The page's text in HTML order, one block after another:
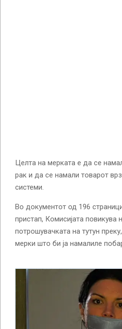
Целта на мерката е да се
рак и да се намали товарот
системи.
Во документот од 196
пристап, Комисијата повикува
потрошувачката на тутун
мерки што би ја намалиле